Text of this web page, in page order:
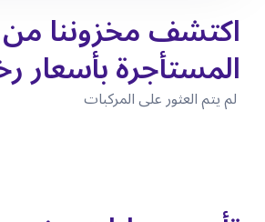
اكتشف مخزوننا
المستأجرة بأسعار
لم يتم العثور على المركبات